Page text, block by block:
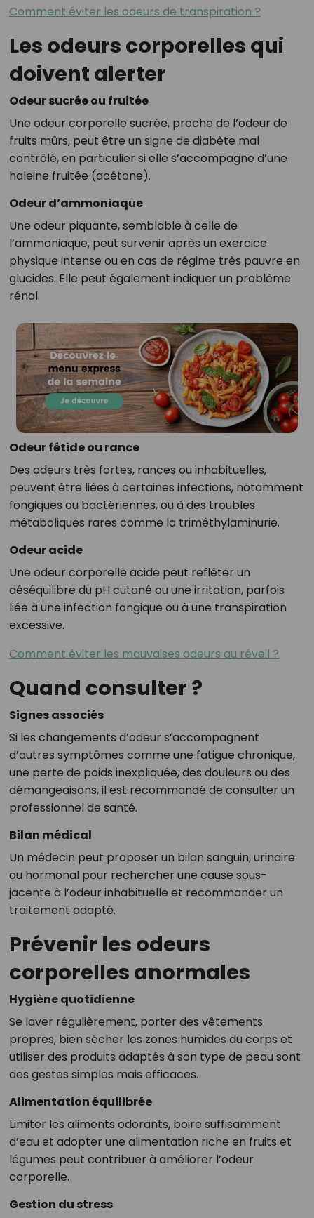
Comment éviter les odeurs de transpiration ?
Les odeurs corporelles qui
doivent alerter
Odeur sucrée ou fruitée
Une odeur corporelle sucrée, proche de l’odeur de
fruits mûrs, peut être un signe de diabète mal
contrôlé, en particulier si elle s’accompagne d’une
haleine fruitée (acétone).
Odeur d’ammoniaque
Une odeur piquante, semblable à celle de
l’ammoniaque, peut survenir après un exercice
physique intense ou en cas de régime très pauvre en
glucides. Elle peut également indiquer un problème
rénal.
Odeur fétide ou rance
Des odeurs très fortes, rances ou inhabituelles,
peuvent être liées à certaines infections, notamment
fongiques ou bactériennes, ou à des troubles
métaboliques rares comme la triméthylaminurie.
Odeur acide
Une odeur corporelle acide peut refléter un
déséquilibre du pH cutané ou une irritation, parfois
liée à une infection fongique ou à une transpiration
excessive.
Comment éviter les mauvaises odeurs au réveil ?
Quand consulter ?
Signes associés
Si les changements d’odeur s’accompagnent
d’autres symptômes comme une fatigue chronique,
une perte de poids inexpliquée, des douleurs ou des
démangeaisons, il est recommandé de consulter un
professionnel de santé.
Bilan médical
Un médecin peut proposer un bilan sanguin, urinaire
ou hormonal pour rechercher une cause sous-
jacente à l’odeur inhabituelle et recommander un
traitement adapté.
Prévenir les odeurs
corporelles anormales
Hygiène quotidienne
Se laver régulièrement, porter des vêtements
propres, bien sécher les zones humides du corps et
utiliser des produits adaptés à son type de peau sont
des gestes simples mais efficaces.
Alimentation équilibrée
Limiter les aliments odorants, boire suffisamment
d’eau et adopter une alimentation riche en fruits et
légumes peut contribuer à améliorer l’odeur
corporelle.
Gestion du stress